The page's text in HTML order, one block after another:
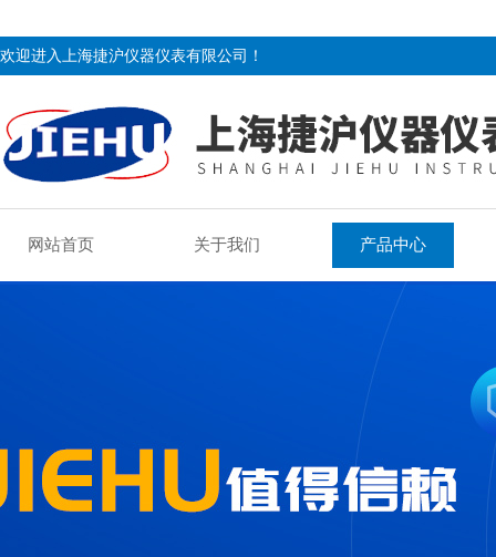
欢迎进入上海捷沪仪器仪表有限公司！
网站首页 关于我们 产品中心